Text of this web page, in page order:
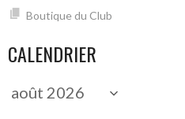
Boutique du Club
CALENDRIER